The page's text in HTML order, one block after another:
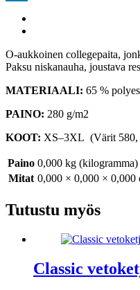
O-aukkoinen collegepaita,
Paksu niskanauha, joustava
MATERIAALI: 65 %
PAINO: 280 g/m2
KOOT: XS–3XL (Värit
Paino 0,000 kg (kilogramma)
Mitat 0,000 × 0,000 × 0,000
Tutustu myös
Classic